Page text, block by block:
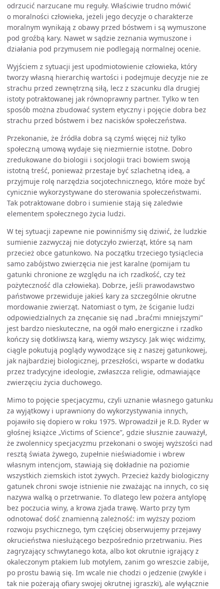
odrzucić narzucane mu reguły. Właściwie trudno mówić
o moralności człowieka, jeżeli jego decyzje o charakterze
moralnym wynikają z obawy przed bóstwem i są wymuszone
pod groźbą kary. Nawet w sądzie zeznania wymuszone i
działania pod przymusem nie podlegają normalnej ocenie.
Wyjściem z sytuacji jest upodmiotowienie człowieka, który
tworzy własną hierarchię wartości i podejmuje decyzje nie ze
strachu przed zewnętrzną siłą, lecz z szacunku dla drugiej
istoty potraktowanej jak równoprawny partner. Tylko w ten
sposób można zbudować system etyczny i pojęcie dobra bez
strachu przed bóstwem i bez nacisków społeczeństwa.
Przekonanie, że źródła dobra są czymś więcej niż tylko
społeczną umową wydaje się niezmiernie istotne. Dobro
zredukowane do biologii i socjologii traci bowiem swoją
istotną treść, ponieważ przestaje być szlachetną ideą, a
przyjmuje rolę narzędzia socjotechnicznego, które może być
cynicznie wykorzystywane do sterowania społeczeństwami.
Tak potraktowane dobro i sumienie stają się zaledwie
elementem społecznego życia ludzi.
W tej sytuacji zapewne nie powinniśmy się dziwić, że ludzkie
sumienie zazwyczaj nie dotyczyło zwierząt, które są nam
przecież obce gatunkowo. Na początku trzeciego tysiąclecia
samo zabójstwo zwierzęcia nie jest karalne (pomijam tu
gatunki chronione ze względu na ich rzadkość, czy też
pożyteczność dla człowieka). Dobrze, jeśli prawodawstwo
państwowe przewiduje jakieś kary za szczególnie okrutne
mordowanie zwierząt. Natomiast o tym, że ściganie ludzi
odpowiedzialnych za znęcanie się nad „braćmi mniejszymi”
jest bardzo nieskuteczne, na ogół mało energiczne i rzadko
kończy się dotkliwszą karą, wiemy wszyscy. Jak więc widzimy,
ciągle pokutują poglądy wywodzące się z naszej gatunkowej,
jak najbardziej biologicznej, przeszłości, wsparte w dodatku
przez tradycyjne ideologie, zwłaszcza religie, odmawiające
zwierzęciu życia duchowego.
Mimo to pojęcie specjacyzmu, czyli uznanie własnego gatunku
za wyjątkowy i uprawniony do wykorzystywania innych,
pojawiło się dopiero w roku 1975. Wprowadził je R.D. Ryder w
głośnej książce „Victims of Science”, gdzie słusznie zauważył,
że zwolennicy specjacyzmu przekonani o swojej wyższości nad
resztą świata żywego, zupełnie nieświadomie i wbrew
własnym intencjom, stawiają się dokładnie na poziomie
wszystkich ziemskich istot żywych. Przecież każdy biologiczny
gatunek chroni swoje istnienie nie zważając na innych, co się
nazywa walką o przetrwanie. To dlatego lew pożera antylopę
bez poczucia winy, a krowa zjada trawę. Warto przy tym
odnotować dość znamienną zależność: im wyższy poziom
rozwoju psychicznego, tym częściej obserwujemy przejawy
okrucieństwa niesłużącego bezpośrednio przetrwaniu. Pies
zagryzający schwytanego kota, albo kot okrutnie igrający z
okaleczonym ptakiem lub motylem, zanim go wreszcie zabije,
po prostu bawią się. Im wcale nie chodzi o jedzenie (zwykle i
tak nie pożerają ofiary swojej okrutnej igraszki), ale wyłącznie